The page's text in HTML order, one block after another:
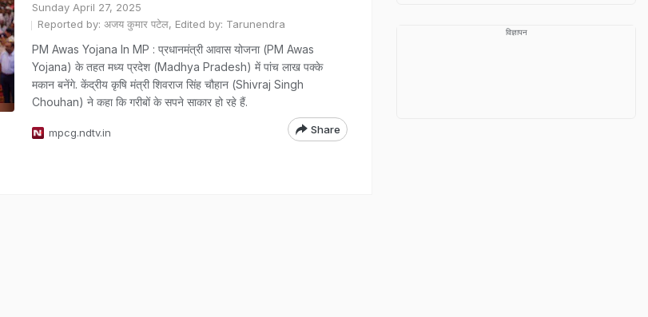
Sunday April 27, 2025
Reported by: अजय कुमार पटेल, Edited by: Tarunendra
PM Awas Yojana In MP : प्रधानमंत्री आवास योजना (PM Awas
Yojana) के तहत मध्य प्रदेश (Madhya Pradesh) में पांच लाख पक्के
मकान बनेंगे. केंद्रीय कृषि मंत्री शिवराज सिंह चौहान (Shivraj Singh
Chouhan) ने कहा कि गरीबों के सपने साकार हो रहे हैं.
mpcg.ndtv.in Share
विज्ञापन